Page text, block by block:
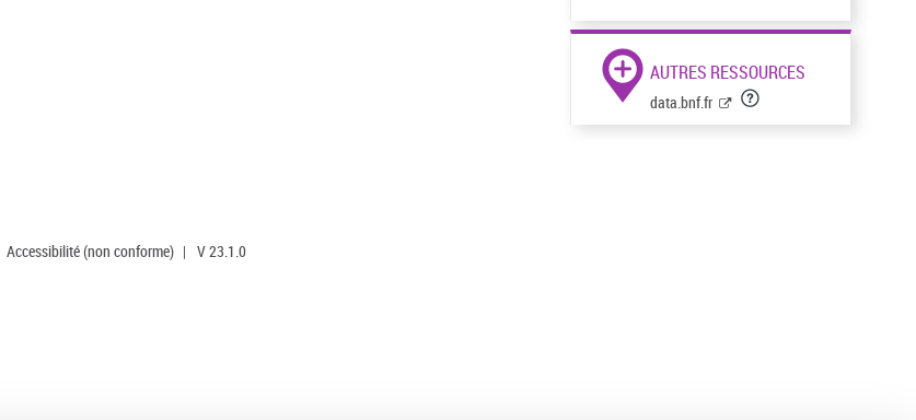
AUTRES RESSOURCES
data.bnf.fr
Accessibilité (non conforme) | V 23.1.0